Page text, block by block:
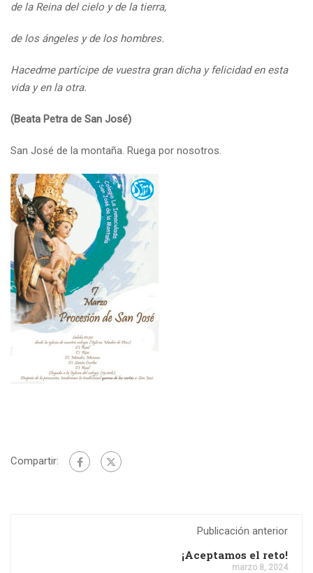
de la Reina del cielo y de la tierra,
de los ángeles y de los hombres.
Hacedme partícipe de vuestra gran dicha y felicidad en esta
vida y en la otra.
(Beata Petra de San José)
San José de la montaña. Ruega por nosotros.
Compartir:
Publicación anterior
¡Aceptamos el reto!
marzo 8, 2024